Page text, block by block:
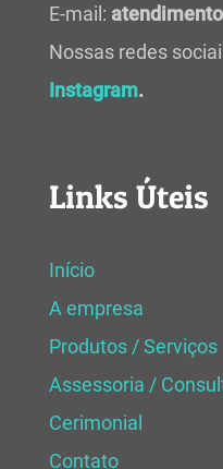
E-mail:
Nossas redes
Instagram.
Links Úteis
Início
A empresa
Produtos / Serviços
Assessoria /
Cerimonial
Contato